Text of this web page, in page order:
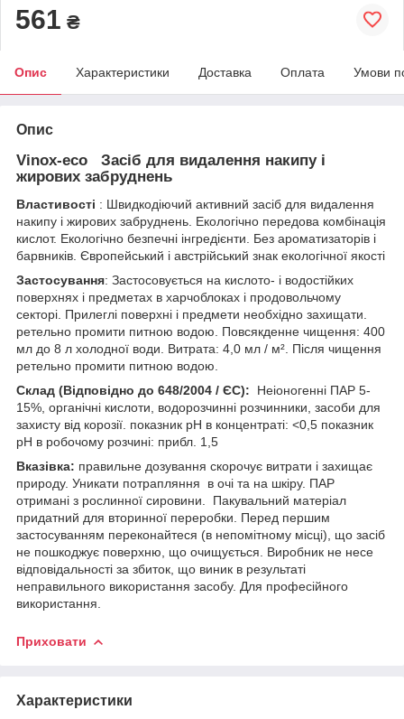
561 ₴
Опис Характеристики Доставка Оплата Умови
Опис
Vinox-eco Засіб для видалення накипу і
жирових забруднень
Властивості : Швидкодіючий активний засіб для видалення
накипу і жирових забруднень. Екологічно передова комбінація
кислот. Екологічно безпечні інгредієнти. Без ароматизаторів і
барвників. Європейський і австрійський знак екологічної якості
Застосування: Застосовується на кислото- і водостійких
поверхнях і предметах в харчоблоках і продовольчому
секторі. Прилеглі поверхні і предмети необхідно захищати.
ретельно промити питною водою. Повсякденне чищення: 400
мл до 8 л холодної води. Витрата: 4,0 мл / м². Після чищення
ретельно промити питною водою.
Склад (Відповідно до 648/2004 / ЄС): Неіоногенні ПАР 5-
15%, органічні кислоти, водорозчинні розчинники, засоби для
захисту від корозії. показник pH в концентраті: <0,5 показник
pH в робочому розчині: прибл. 1,5
Вказівка: правильне дозування скорочує витрати і захищає
природу. Уникати потрапляння в очі та на шкіру. ПАР
отримані з рослинної сировини. Пакувальний матеріал
придатний для вторинної переробки. Перед першим
застосуванням переконайтеся (в непомітному місці), що засіб
не пошкоджує поверхню, що очищується. Виробник не несе
відповідальності за збиток, що виник в результаті
неправильного використання засобу. Для професійного
використання.
Приховати
Характеристики